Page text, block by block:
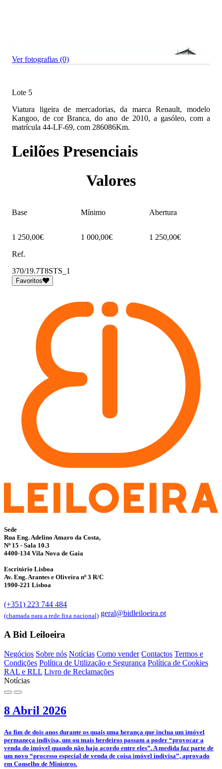
Ver fotografias (0)
Lote 5
Viatura ligeira de mercadorias, da marca Renault, modelo
Kangoo, de cor Branca, do ano de 2010, a gasóleo, com a
matrícula 44-LF-69, com 286086Km.
Leilões Presenciais
Valores
Base Mínimo Abertura
1 250,00€ 1 000,00€
1 250,00€
Ref.
370/19.7T8STS_1
Favoritos
Sede
Rua Eng. Adelino Amaro da Costa,
Nº 15 - Sala 10.3
4400-134 Vila Nova de Gaia
Escritório Lisboa
Av. Eng. Arantes e Oliveira nº 3 R/C
1900-221 Lisboa
(+351) 223 744 484
(chamada para a rede fixa nacional) geral@bidleiloeira.pt
A Bid Leiloeira
Negócios Sobre nós Notícias Como vender Contactos Termos e
Condições Política de Utilização e Segurança Política de Cookies
RAL e RLL Livro de Reclamações
Notícias
8 Abril 2026
­Ao fim de dois anos durante os quais uma herança que inclua um imóvel
permaneça indivisa, um ou mais herdeiros passam a poder “provocar a
venda do imóvel quando não haja acordo entre eles”. A medida faz parte de
um novo “processo especial de venda de coisa imóvel indivisa”, aprovado
em Conselho de Ministros.